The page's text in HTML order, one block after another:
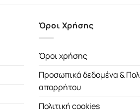
Όροι Χρήσης
Όροι χρήσης
Προσωπικά δεδομένα &
απορρήτου
Πολιτική cookies